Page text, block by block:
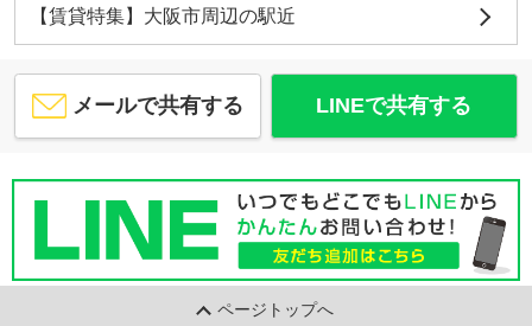
【賃貸特集】大阪市周辺の駅近
メールで共有する LINEで共有する
ページトップへ